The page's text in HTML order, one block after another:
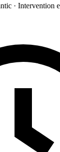
· Intervention